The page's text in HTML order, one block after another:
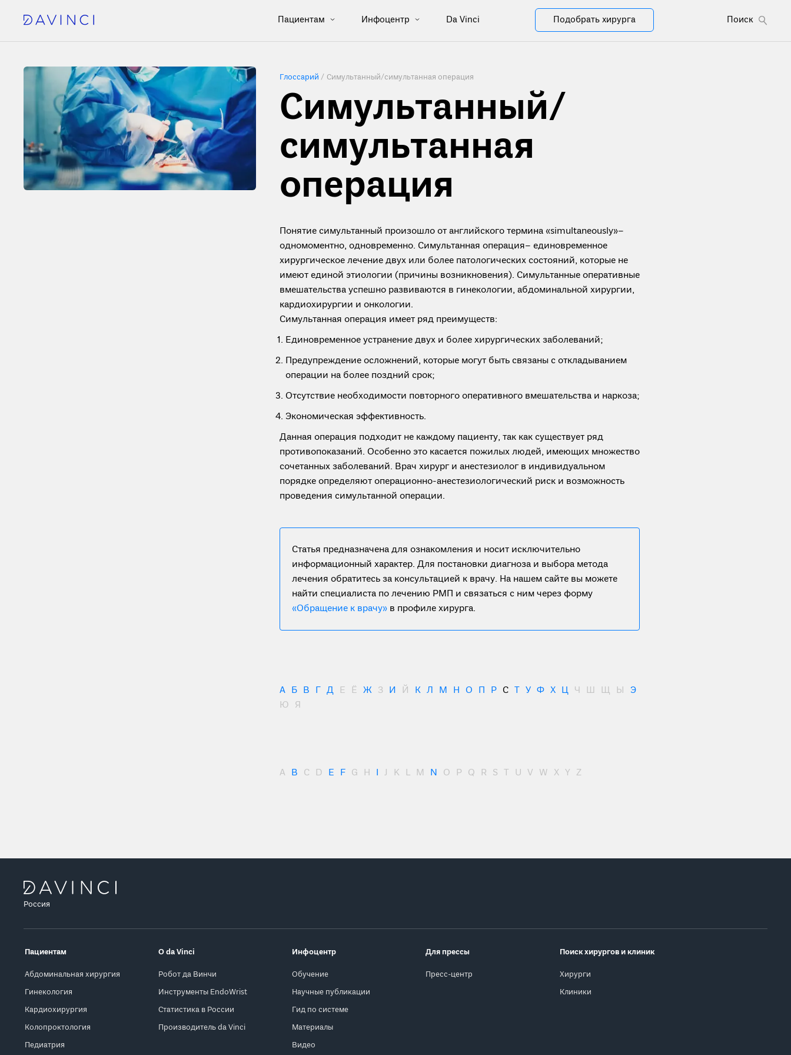
Пациентам Инфоцентр Da Vinci Подобрать хирурга Поиск
Глоссарий / Симультанный/симультанная операция
Симультанный/
симультанная
операция
Понятие симультанный произошло от английского термина «simultaneously»–
одномоментно, одновременно. Симультанная операция– единовременное
хирургическое лечение двух или более патологических состояний, которые не
имеют единой этиологии (причины возникновения). Симультанные оперативные
вмешательства успешно развиваются в гинекологии, абдоминальной хирургии,
кардиохирургии и онкологии.
Симультанная операция имеет ряд преимуществ:
Единовременное устранение двух и более хирургических заболеваний;
Предупреждение осложнений, которые могут быть связаны с откладыванием
операции на более поздний срок;
Отсутствие необходимости повторного оперативного вмешательства и наркоза;
Экономическая эффективность.
Данная операция подходит не каждому пациенту, так как существует ряд
противопоказаний. Особенно это касается пожилых людей, имеющих множество
сочетанных заболеваний. Врач хирург и анестезиолог в индивидуальном
порядке определяют операционно-анестезиологический риск и возможность
проведения симультанной операции.
Статья предназначена для ознакомления и носит исключительно
информационный характер. Для постановки диагноза и выбора метода
лечения обратитесь за консультацией к врачу. На нашем сайте вы можете
найти специалиста по лечению РМП и связаться с ним через форму
«Обращение к врачу» в профиле хирурга.
А Б В Г Д Е Ё Ж З И Й К Л М Н О П Р С Т У Ф Х Ц Ч Ш Щ Ы Э
Ю Я
A B C D E F G H I J K L M N O P Q R S T U V W X Y Z
Россия
Пациентам
Абдоминальная хирургия
Гинекология
Кардиохирургия
Колопроктология
Педиатрия
О da Vinci
Робот да Винчи
Инструменты EndoWrist
Статистика в России
Производитель da Vinci
Инфоцентр
Обучение
Научные публикации
Гид по системе
Материалы
Видео
Для прессы
Пресс-центр
Поиск хирургов и клиник
Хирурги
Клиники